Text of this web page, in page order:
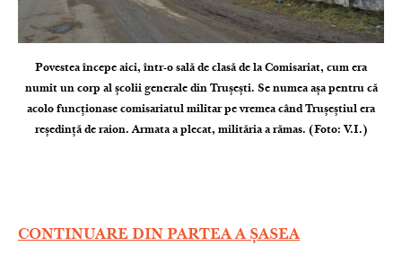
Povestea începe aici, într-o sală de clasă de la Comisariat, cum era
numit un corp al școlii generale din Trușești. Se numea așa pentru că
acolo funcționase comisariatul militar pe vremea când Trușeștiul era
reședință de raion. Armata a plecat, milităria a rămas. (Foto: V.I.)
CONTINUARE DIN PARTEA A ȘASEA